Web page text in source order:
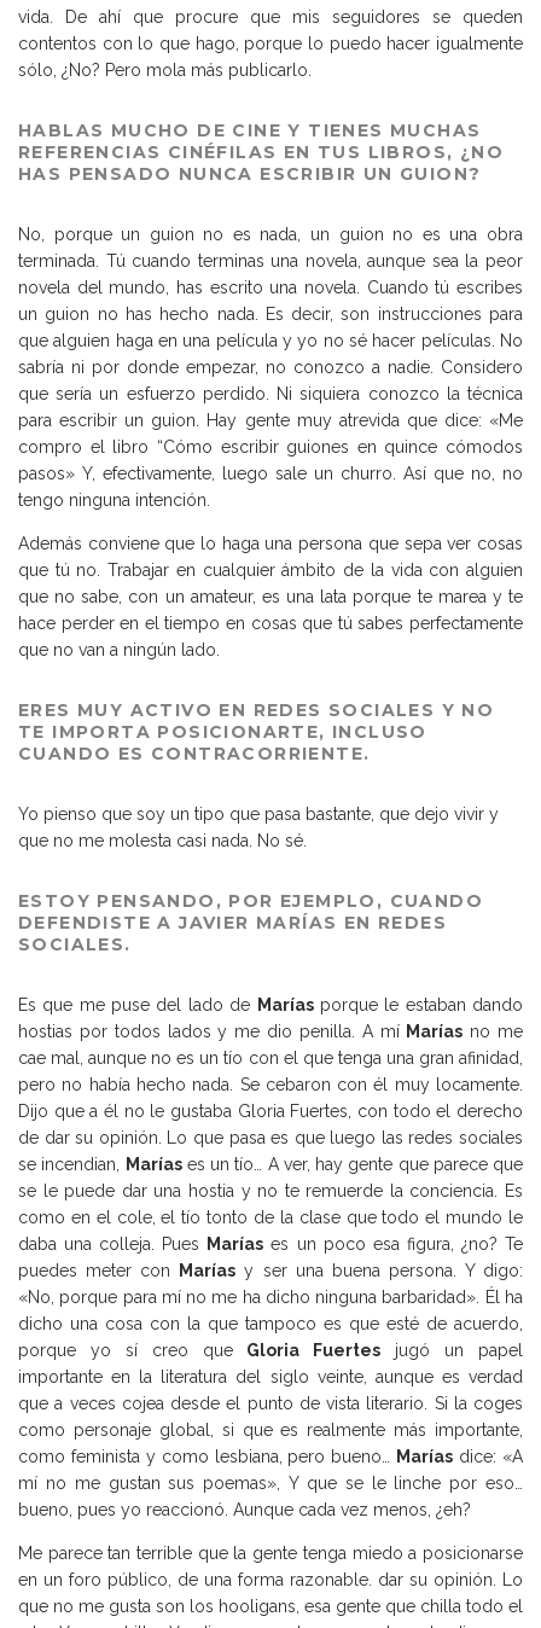
vida. De ahí que procure que mis seguidores se queden
contentos con lo que hago, porque lo puedo hacer igualmente
sólo, ¿No? Pero mola más publicarlo.
HABLAS MUCHO DE CINE Y TIENES MUCHAS
REFERENCIAS CINÉFILAS EN TUS LIBROS, ¿NO
HAS PENSADO NUNCA ESCRIBIR UN GUION?
No, porque un guion no es nada, un guion no es una obra
terminada. Tú cuando terminas una novela, aunque sea la peor
novela del mundo, has escrito una novela. Cuando tú escribes
un guion no has hecho nada. Es decir, son instrucciones para
que alguien haga en una película y yo no sé hacer películas. No
sabría ni por donde empezar, no conozco a nadie. Considero
que sería un esfuerzo perdido. Ni siquiera conozco la técnica
para escribir un guion. Hay gente muy atrevida que dice: «Me
compro el libro “Cómo escribir guiones en quince cómodos
pasos» Y, efectivamente, luego sale un churro. Así que no, no
tengo ninguna intención.
Además conviene que lo haga una persona que sepa ver cosas
que tú no. Trabajar en cualquier ámbito de la vida con alguien
que no sabe, con un amateur, es una lata porque te marea y te
hace perder en el tiempo en cosas que tú sabes perfectamente
que no van a ningún lado.
ERES MUY ACTIVO EN REDES SOCIALES Y NO
TE IMPORTA POSICIONARTE, INCLUSO
CUANDO ES CONTRACORRIENTE.
Yo pienso que soy un tipo que pasa bastante, que dejo vivir y
que no me molesta casi nada. No sé.
ESTOY PENSANDO, POR EJEMPLO, CUANDO
DEFENDISTE A JAVIER MARÍAS EN REDES
SOCIALES.
Es que me puse del lado de Maríasporque le estaban dando
hostias por todos lados y me dio penilla. A mí Marías no me
cae mal, aunque no es un tío con el que tenga una gran afinidad,
pero no había hecho nada. Se cebaron con él muy locamente.
Dijo que a él no le gustaba Gloria Fuertes, con todo el derecho
de dar su opinión. Lo que pasa es que luego las redes sociales
se incendian,
Maríases un tío… A ver, hay gente que parece que
se le puede dar una hostia y no te remuerde la conciencia. Es
como en el cole, el tío tonto de la clase que todo el mundo le
daba una colleja. Pues
Marías es un poco esa figura, ¿no? Te
puedes meter con
Marías y ser una buena persona. Y digo:
«No, porque para mí no me ha dicho ninguna barbaridad». Él ha
dicho una cosa con la que tampoco es que esté de acuerdo,
porque yo sí creo que Gloria Fuertes jugó un papel
importante en la literatura del siglo veinte, aunque es verdad
que a veces cojea desde el punto de vista literario. Si la coges
como personaje global, si que es realmente más importante,
como feminista y como lesbiana, pero bueno…
Marías dice: «A
mí no me gustan sus poemas», Y que se le linche por eso…
bueno, pues yo reaccionó. Aunque cada vez menos, ¿eh?
Me parece tan terrible que la gente tenga miedo a posicionarse
en un foro público, de una forma razonable. dar su opinión. Lo
que no me gusta son los hooligans, esa gente que chilla todo el